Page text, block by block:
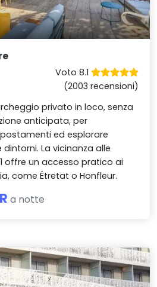
Voto 8.1
(2003 recensioni)
privato in loco, senza
anticipata, per
ed esplorare
La vicinanza alle
offre un accesso pratico ai
come Étretat o Honfleur.
a notte